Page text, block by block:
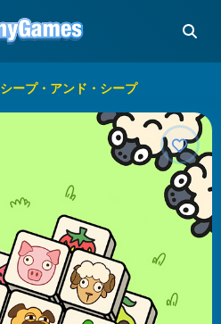
シープ・アンド・シープ